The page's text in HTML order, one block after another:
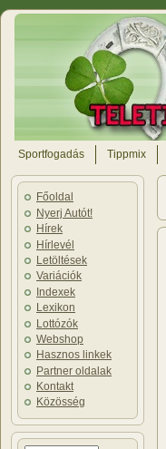
Sportfogadás Tippmix
Főoldal
Nyerj Autót!
Hírek
Hírlevél
Letöltések
Variációk
Indexek
Lexikon
Lottózók
Webshop
Hasznos linkek
Partner oldalak
Kontakt
Közösség